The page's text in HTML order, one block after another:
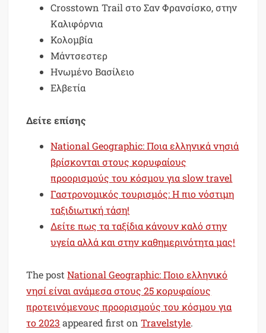
Crosstown Trail στο Σαν Φρανσίσκο, στην
Καλιφόρνια
Κολομβία
Μάντσεστερ
Ηνωμένο Βασίλειο
Ελβετία
Δείτε επίσης
National Geographic: Ποια ελληνικά νησιά
βρίσκονται στους κορυφαίους
προορισμούς του κόσμου για slow travel
Γαστρονομικός τουρισμός: Η πιο νόστιμη
ταξιδιωτική τάση!
Δείτε πως τα ταξίδια κάνουν καλό στην
υγεία αλλά και στην καθημερινότητα μας!
The postNational Geographic: Ποιο ελληνικό
νησί είναι ανάμεσα στους 25 κορυφαίους
προτεινόμενους προορισμούς του κόσμου για
το 2023 appeared first onTravelstyle.